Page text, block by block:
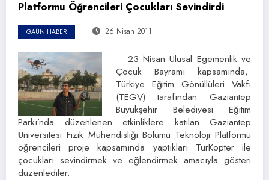
Platformu Öğrencileri Çocukları Sevindirdi
GAÜN HABER 26 Nisan 2011
23 Nisan Ulusal Egemenlik ve
Çocuk Bayramı kapsamında,
Türkiye Eğitim Gönüllüleri Vakfı
(TEGV) tarafından Gaziantep
Büyükşehir Belediyesi Eğitim
Parkı’nda düzenlenen etkinliklere katılan Gaziantep
Üniversitesi Fizik Mühendisliği Bölümü Teknoloji Platformu
öğrencileri proje kapsamında yaptıkları TurKopter ile
çocukları sevindirmek ve eğlendirmek amacıyla gösteri
düzenlediler.